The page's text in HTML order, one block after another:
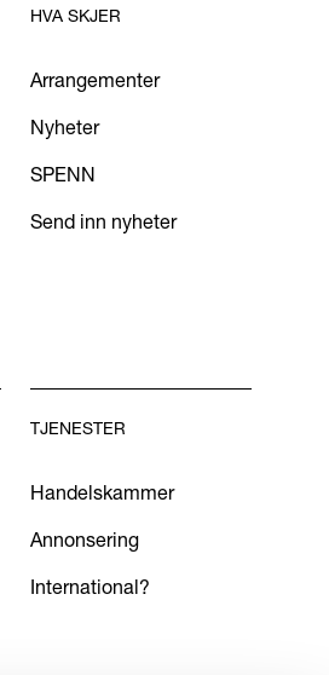
HVA SKJER
Arrangementer
Nyheter
SPENN
Send inn nyheter
TJENESTER
Handelskammer
Annonsering
International?